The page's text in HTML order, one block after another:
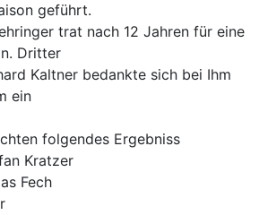
geführt.
trat nach 12 Jahren für eine
Dritter
Kaltner bedankte sich bei Ihm
ein
folgendes Ergebniss
Kratzer
Fech